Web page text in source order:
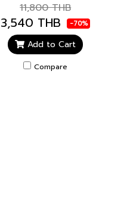
11,800 THB
3,540 THB -70%
Add to Cart
Compare